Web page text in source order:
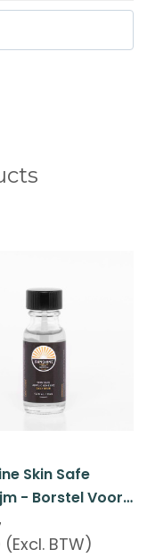
Skin Safe
- Borstel Voor
Gebruik Op 0.5
(Excl. BTW)